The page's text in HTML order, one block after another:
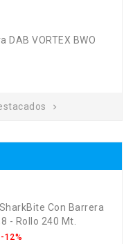
DAB VORTEX BWO

Con Barrera
- Rollo 240 Mt.
-12%